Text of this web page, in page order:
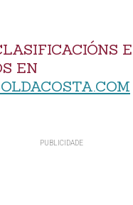
E
EN